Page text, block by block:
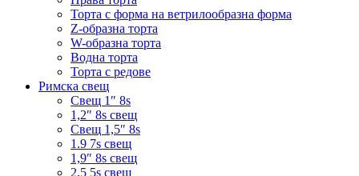
Торта с форма на ветрилообразна форма
Z-образна торта
W-образна торта
Водна торта
Торта с редове
Римска свещ
Свещ 1″ 8s
1,2″ 8s свещ
Свещ 1,5″ 8s
1.9 7s свещ
1,9″ 8s свещ
2.5 5s свещ